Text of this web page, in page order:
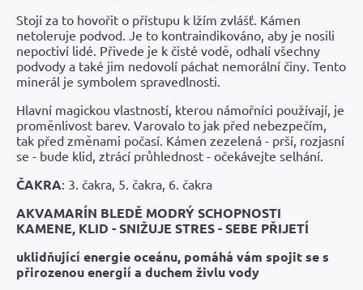
Stojí za to hovořit o přístupu k lžím zvlášť. Kámen
netoleruje podvod. Je to kontraindikováno, aby je nosili
nepoctiví lidé. Přivede je k čisté vodě, odhalí všechny
podvody a také jim nedovolí páchat nemorální činy. Tento
minerál je symbolem spravedlnosti.
Hlavní magickou vlastností, kterou námořníci používají, je
proměnlivost barev. Varovalo to jak před nebezpečím,
tak před změnami počasí. Kámen zezelená - prší, rozjasní
se - bude klid, ztrácí průhlednost - očekávejte selhání.
ČAKRA: 3. čakra, 5. čakra, 6. čakra
AKVAMARÍN BLEDĚ MODRÝ SCHOPNOSTI
KAMENE, KLID - SNIŽUJE STRES - SEBE PŘIJETÍ
uklidňující energie oceánu, pomáhá vám spojit se s
přirozenou energií a duchem živlu vody